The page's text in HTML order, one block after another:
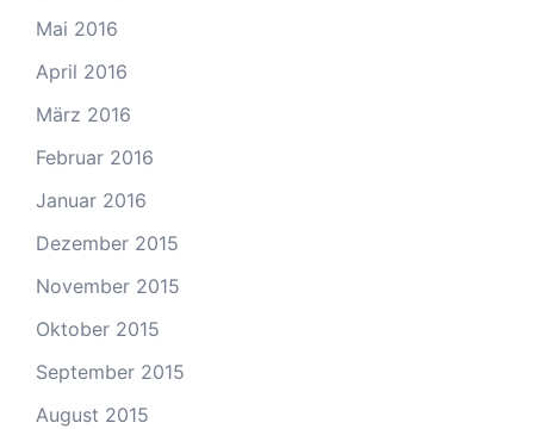
Mai 2016
April 2016
März 2016
Februar 2016
Januar 2016
Dezember 2015
November 2015
Oktober 2015
September 2015
August 2015